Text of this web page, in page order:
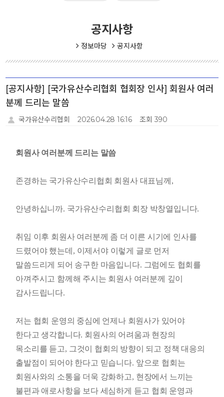
공지사항
정보마당 공지사항
[공지사항] [국가유산수리협회 협회장 인사] 회원사 여러
분께 드리는 말씀
국가유산수리협회 2026.04.28 16:16 조회 390
회원사 여러분께 드리는 말씀
존경하는 국가유산수리협회 회원사 대표님께 ,
안녕하십니까. 국가유산수리협회 회장 박창열입니다.
취임 이후 회원사 여러분께 좀 더 이른 시기에 인사를
드렸어야 했는데 , 이제서야 이렇게 글로 먼저
말씀드리게 되어 송구한 마음입니다. 그럼에도 협회를
아껴주시고 함께해 주시는 회원사 여러분께 깊이
감사드립니다.
저는 협회 운영의 중심에 언제나 회원사가 있어야
한다고 생각합니다. 회원사의 어려움과 현장의
목소리를 듣고, 그것이 협회의 방향이 되고 정책 대응의
출발점이 되어야 한다고 믿습니다. 앞으로 협회는
회원사와의 소통을 더욱 강화하고, 현장에서 느끼는
불편과 애로사항을 보다 세심하게 듣고 협회 운영과